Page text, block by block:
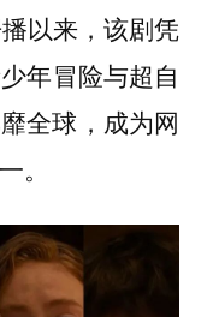
以来，该剧凭
年冒险与超自
全球，成为网
。